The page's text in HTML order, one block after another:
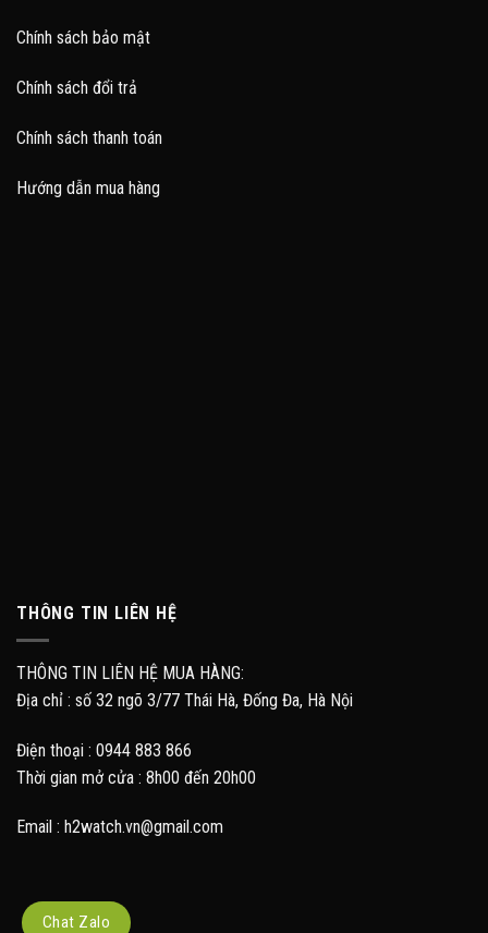
Chính sách bảo mật
Chính sách đổi trả
Chính sách thanh toán
Hướng dẫn mua hàng
THÔNG TIN LIÊN HỆ
THÔNG TIN LIÊN HỆ MUA HÀNG:
Địa chỉ : số 32 ngõ 3/77 Thái Hà, Đống Đa, Hà Nội
Điện thoại : 0944 883 866
Thời gian mở cửa : 8h00 đến 20h00
Email : h2watch.vn@gmail.com
Chat Zalo